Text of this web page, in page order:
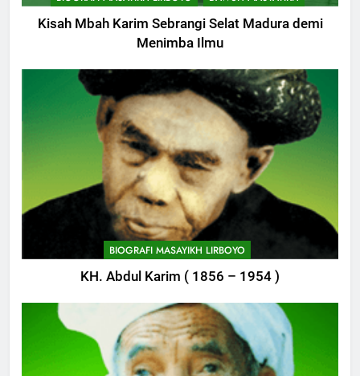
Kisah Mbah Karim Sebrangi Selat Madura demi
Menimba Ilmu
BIOGRAFI MASAYIKH LIRBOYO
KH. Abdul Karim ( 1856 – 1954 )
747
Himasal Semen Sumbang
Pembangunan Kantor Himasal